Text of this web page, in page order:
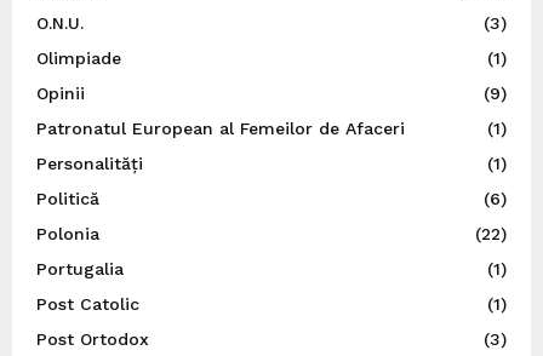
O.N.U.
(3)
Olimpiade
(1)
Opinii
(9)
Patronatul European al Femeilor de Afaceri
(1)
Personalități
(1)
Politică
(6)
Polonia
(22)
Portugalia
(1)
Post Catolic
(1)
Post Ortodox
(3)